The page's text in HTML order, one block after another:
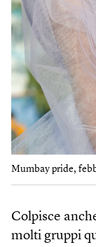
Mumbay pride,
Colpisce
molti gruppi